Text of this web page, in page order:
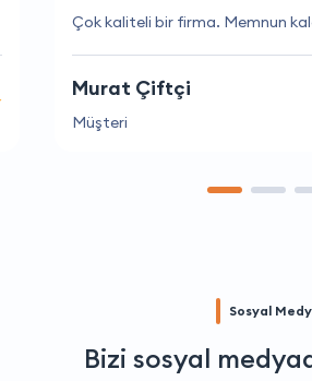
Çok kaliteli bir firma. Memnun
Murat Çiftçi
Müşteri
Sosyal
Bizi sosyal